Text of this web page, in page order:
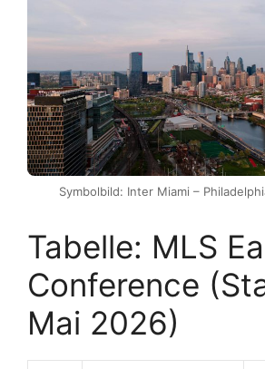
Symbolbild: Inter Miami –
Tabelle: MLS
Conference
Mai 2026)